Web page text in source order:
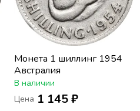
Монета 1 шиллинг 1954
Австралия
В наличии
Цена 1 145 ₽